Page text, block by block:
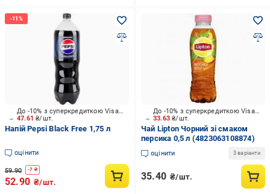
47.61₴/шт.
До -10% з суперкредиткою Visa Вигода
Напій Pepsi Black Free 1,75 л
оцінити
59.90 -7 ₴
52.90 ₴/шт.
33.63₴/шт.
До -10% з суперкредиткою Visa Вигода
Чай Lipton Чорний зі смаком
персика 0,5 л (4823063108874)
оцінити 3 варіанти
35.40 ₴/шт.